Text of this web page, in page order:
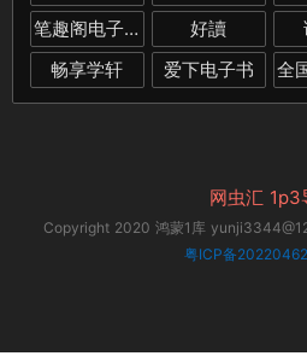
笔趣阁电子书下载
好讀
畅享学轩
爱下电子书
网虫汇 1p3
Copyright 2020 鸿蒙1库
粤ICP备